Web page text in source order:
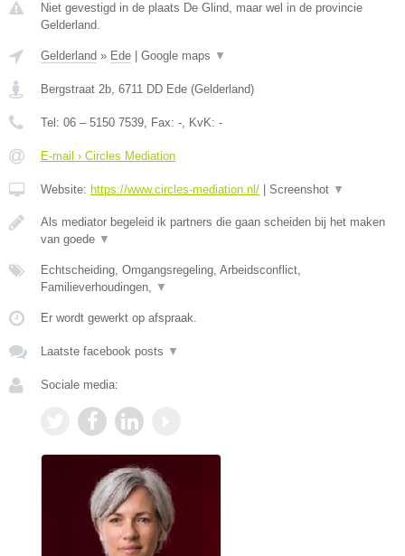
Niet gevestigd in de plaats De Glind, maar wel in de provincie
Gelderland.
Gelderland » Ede Google maps ▼
Bergstraat 2b, 6711 DD Ede (Gelderland)
Tel: 06 – 5150 7539, Fax: -, KvK: -
E-mail › Circles Mediation
Website: https://www.circles-mediation.nl/ Screenshot ▼
Als mediator begeleid ik partners die gaan scheiden bij het maken
van goede ▼
Echtscheiding, Omgangsregeling, Arbeidsconflict,
Familieverhoudingen, ▼
Er wordt gewerkt op afspraak.
Laatste facebook posts ▼
Sociale media: